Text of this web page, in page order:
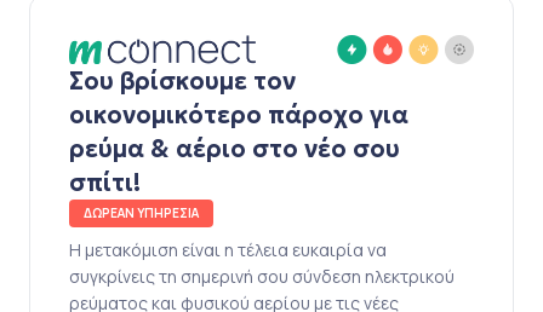
Σου βρίσκουμε τον
οικονομικότερο πάροχο για
ρεύμα & αέριο στο νέο σου
σπίτι!
ΔΩΡΕΑΝ ΥΠΗΡΕΣΙΑ
Η μετακόμιση είναι η τέλεια ευκαιρία να
συγκρίνεις τη σημερινή σου σύνδεση ηλεκτρικού
ρεύματος και φυσικού αερίου με τις νέες